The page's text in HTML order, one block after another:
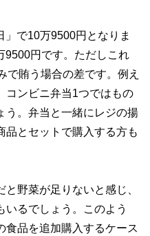
」で10万9500円となりま
円です。ただしこれ
で賄う場合の差です。例え
コンビニ弁当1つではもの
う。弁当と一緒にレジの揚
品とセットで購入する方も
野菜が足りないと感じ、
いるでしょう。このよう
食品を追加購入するケース